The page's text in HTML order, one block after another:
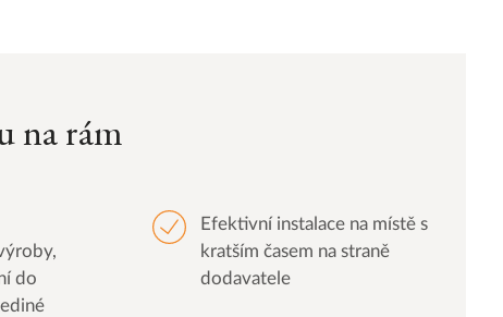
na rám
do
Efektivní instalace na místě s
kratším časem na straně
dodavatele